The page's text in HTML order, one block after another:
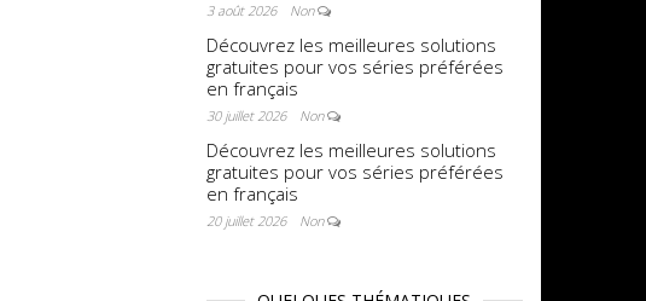
3 août 2026 Non
Découvrez les meilleures solutions
gratuites pour vos séries préférées
en français
30 juillet 2026 Non
Découvrez les meilleures solutions
gratuites pour vos séries préférées
en français
20 juillet 2026 Non